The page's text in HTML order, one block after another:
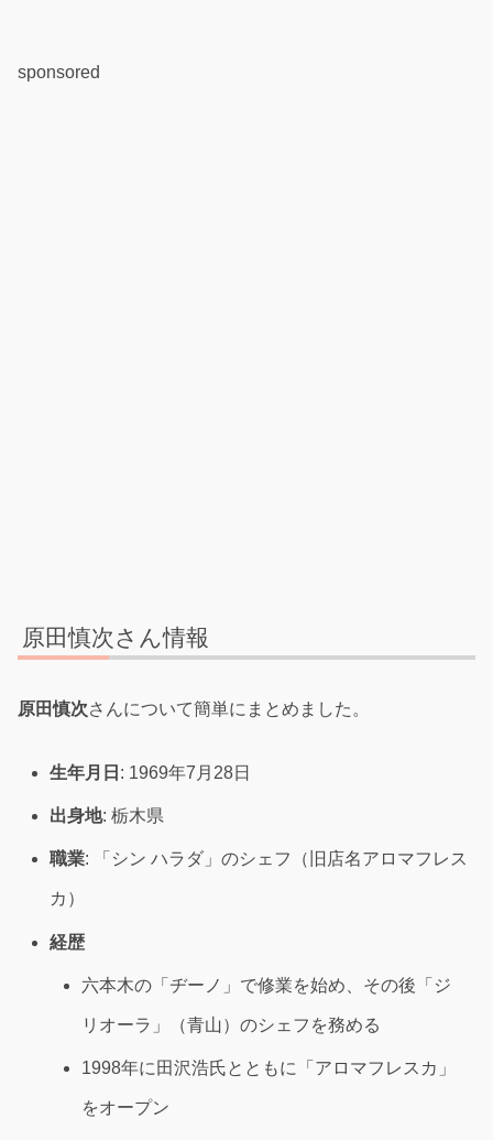
sponsored
原田慎次さん情報
原田慎次さんについて簡単にまとめました。
生年月日 : 1969年7月28日
出身地: 栃木県
職業: 「シン ハラダ」のシェフ（旧店名アロマフレス
カ）
経歴
六本木の「ヂーノ」で修業を始め、その後「ジ
リオーラ」（青山）のシェフを務める
1998年に田沢浩氏とともに「アロマフレスカ」
をオープン